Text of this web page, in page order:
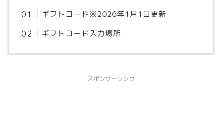
ギフトコード※2026年1月1日更新
ギフトコード入力場所
スポンサーリンク